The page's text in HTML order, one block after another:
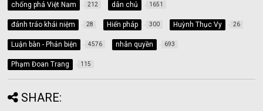
chống phá Việt Nam 212 dân chủ 1651
đánh tráo khái niệm 28 Hiến pháp 300 Huỳnh Thục Vy 26
Luận bàn - Phản biện 4576 nhân quyền 693
Phạm Đoan Trang 115
SHARE: